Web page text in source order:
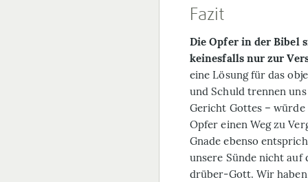
Fazit
Die Opfer in der Bibel
keinesfalls nur zur
eine Lösung für das
und Schuld trennen
Gericht Gottes –
Opfer einen Weg zu
Gnade ebenso
unsere Sünde nicht auf
drüber-Gott. Wir